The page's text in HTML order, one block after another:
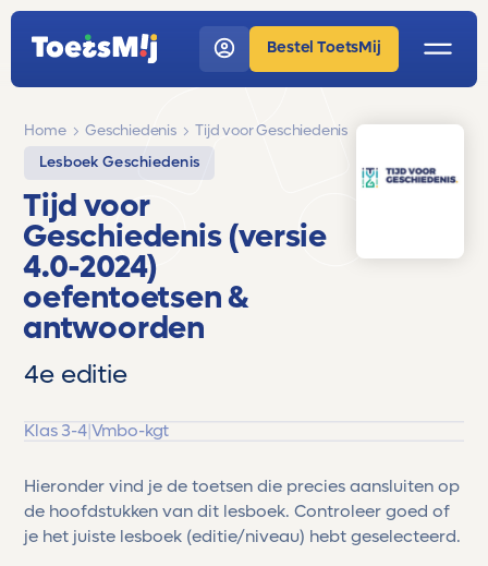
Bestel ToetsMij
Home Geschiedenis
Tijd voor Geschiedenis
Lesboek Geschiedenis
Tijd voor
Geschiedenis (versie
4.0-2024)
oefentoetsen &
antwoorden
4e editie
Klas 3-4|Vmbo-kgt
Hieronder vind je de toetsen die precies aansluiten op
de hoofdstukken van dit lesboek. Controleer goed of
je het juiste lesboek (editie/niveau) hebt geselecteerd.